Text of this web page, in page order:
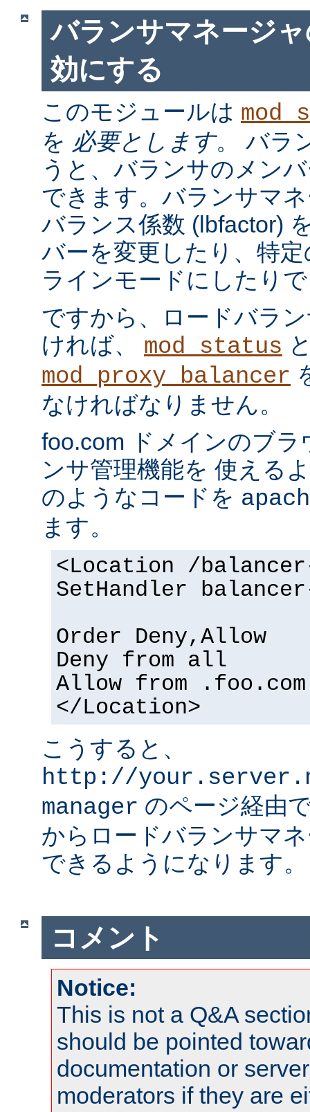
バランサマネージ
効にする
このモジュールは
を 必要とします。 バラ
うと、バランサのメン
できます。バランサマ
バランス係数 (lbfactor)
バーを変更したり、特
ラインモードにしたり
ですから、ロードバラ
ければ、 mod_status
mod_proxy_balancer
なければなりません。
foo.com ドメインのブ
ンサ管理機能を 使える
のようなコードを
ます。
<Location /balancer-
SetHandler
Order Deny,Allow
Deny from all
Allow from .foo.com
</Location>
こうすると、
http://
manager のページ経由
からロードバランサマ
できるようになります。
コメント
Notice:
This is not a Q&A
should be pointed
documentation or
moderators if they are